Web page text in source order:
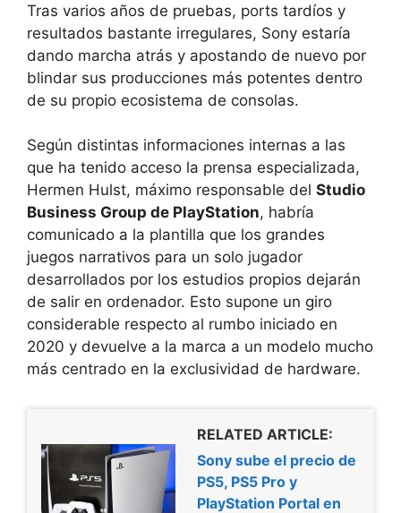
Tras varios años de pruebas, ports tardíos y
resultados bastante irregulares, Sony estaría
dando marcha atrás y apostando de nuevo por
blindar sus producciones más potentes dentro
de su propio ecosistema de consolas.
Según distintas informaciones internas a las
que ha tenido acceso la prensa especializada,
Hermen Hulst, máximo responsable del Studio
Business Group de PlayStation, habría
comunicado a la plantilla que los grandes
juegos narrativos para un solo jugador
desarrollados por los estudios propios dejarán
de salir en ordenador. Esto supone un giro
considerable respecto al rumbo iniciado en
2020 y devuelve a la marca a un modelo mucho
más centrado en la exclusividad de hardware.
RELATED ARTICLE:
Sony sube el precio de
PS5, PS5 Pro y
PlayStation Portal en